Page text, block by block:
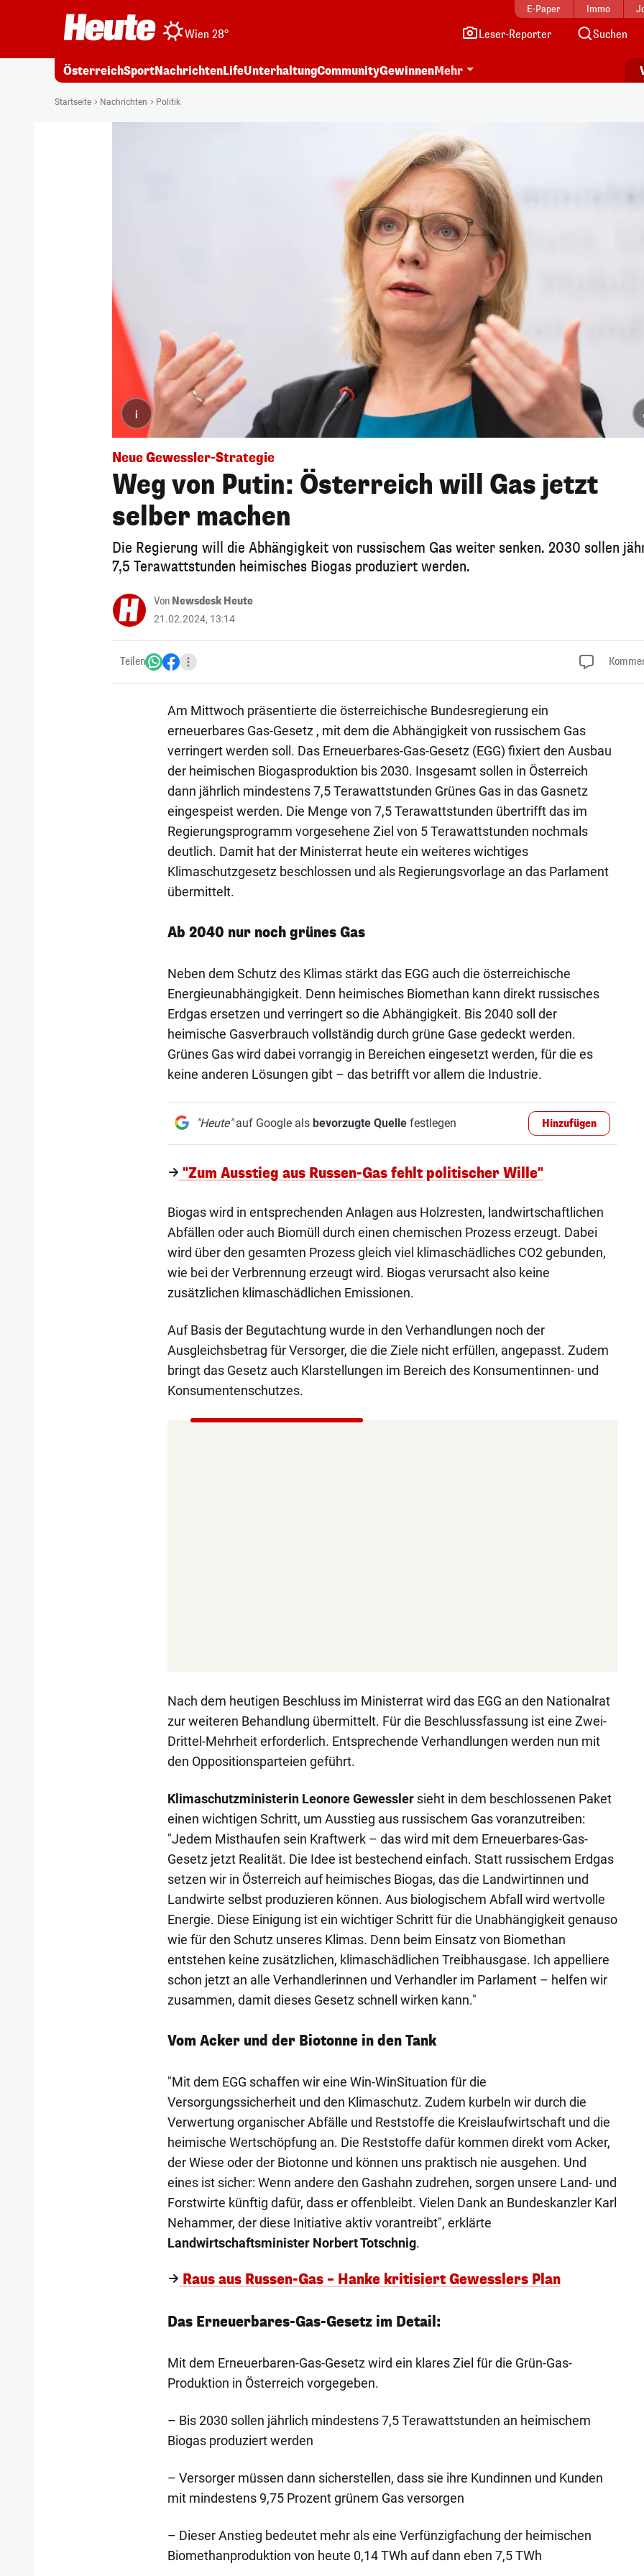
E-Paper Immo
Wien 28° Leser-Reporter Suchen
ÖsterreichSportNachrichtenLifeUnterhaltungCommunityGewinnenMehr
Startseite Nachrichten Politik
i
Neue Gewessler-Strategie
Weg von Putin: Österreich will Gas jetzt
selber machen
Die Regierung will die Abhängigkeit von russischem Gas weiter senken. 2030 sollen
7,5 Terawattstunden heimisches Biogas produziert werden.
Von Newsdesk Heute
21.02.2024, 13:14
Teilen
Am Mittwoch präsentierte die österreichische Bundesregierung ein
erneuerbares Gas-Gesetz , mit dem die Abhängigkeit von russischem Gas
verringert werden soll. Das Erneuerbares-Gas-Gesetz (EGG) fixiert den Ausbau
der heimischen Biogasproduktion bis 2030. Insgesamt sollen in Österreich
dann jährlich mindestens 7,5 Terawattstunden Grünes Gas in das Gasnetz
eingespeist werden. Die Menge von 7,5 Terawattstunden übertrifft das im
Regierungsprogramm vorgesehene Ziel von 5 Terawattstunden nochmals
deutlich. Damit hat der Ministerrat heute ein weiteres wichtiges
Klimaschutzgesetz beschlossen und als Regierungsvorlage an das Parlament
übermittelt.
Ab 2040 nur noch grünes Gas
Neben dem Schutz des Klimas stärkt das EGG auch die österreichische
Energieunabhängigkeit. Denn heimisches Biomethan kann direkt russisches
Erdgas ersetzen und verringert so die Abhängigkeit. Bis 2040 soll der
heimische Gasverbrauch vollständig durch grüne Gase gedeckt werden.
Grünes Gas wird dabei vorrangig in Bereichen eingesetzt werden, für die es
keine anderen Lösungen gibt – das betrifft vor allem die Industrie.
"Heute"auf Google als bevorzugte Quellefestlegen Hinzufügen
"Zum Ausstieg aus Russen-Gas fehlt politischer Wille"
Biogas wird in entsprechenden Anlagen aus Holzresten, landwirtschaftlichen
Abfällen oder auch Biomüll durch einen chemischen Prozess erzeugt. Dabei
wird über den gesamten Prozess gleich viel klimaschädliches CO2 gebunden,
wie bei der Verbrennung erzeugt wird. Biogas verursacht also keine
zusätzlichen klimaschädlichen Emissionen.
Auf Basis der Begutachtung wurde in den Verhandlungen noch der
Ausgleichsbetrag für Versorger, die die Ziele nicht erfüllen, angepasst. Zudem
bringt das Gesetz auch Klarstellungen im Bereich des Konsumentinnen- und
Konsumentenschutzes.
Nach dem heutigen Beschluss im Ministerrat wird das EGG an den Nationalrat
zur weiteren Behandlung übermittelt. Für die Beschlussfassung ist eine Zwei-
Drittel-Mehrheit erforderlich. Entsprechende Verhandlungen werden nun mit
den Oppositionsparteien geführt.
Klimaschutzministerin Leonore Gewesslersieht in dem beschlossenen Paket
einen wichtigen Schritt, um Ausstieg aus russischem Gas voranzutreiben:
"Jedem Misthaufen sein Kraftwerk – das wird mit dem Erneuerbares-Gas-
Gesetz jetzt Realität. Die Idee ist bestechend einfach. Statt russischem Erdgas
setzen wir in Österreich auf heimisches Biogas, das die Landwirtinnen und
Landwirte selbst produzieren können. Aus biologischem Abfall wird wertvolle
Energie. Diese Einigung ist ein wichtiger Schritt für die Unabhängigkeit genauso
wie für den Schutz unseres Klimas. Denn beim Einsatz von Biomethan
entstehen keine zusätzlichen, klimaschädlichen Treibhausgase. Ich appelliere
schon jetzt an alle Verhandlerinnen und Verhandler im Parlament – helfen wir
zusammen, damit dieses Gesetz schnell wirken kann."
Vom Acker und der Biotonne in den Tank
"Mit dem EGG schaffen wir eine Win-WinSituation für die
Versorgungssicherheit und den Klimaschutz. Zudem kurbeln wir durch die
Verwertung organischer Abfälle und Reststoffe die Kreislaufwirtschaft und die
heimische Wertschöpfung an. Die Reststoffe dafür kommen direkt vom Acker,
der Wiese oder der Biotonne und können uns praktisch nie ausgehen. Und
eines ist sicher: Wenn andere den Gashahn zudrehen, sorgen unsere Land- und
Forstwirte künftig dafür, dass er offenbleibt. Vielen Dank an Bundeskanzler Karl
Nehammer, der diese Initiative aktiv vorantreibt", erklärte
Landwirtschaftsminister Norbert Totschnig.
Raus aus Russen-Gas – Hanke kritisiert Gewesslers Plan
Das Erneuerbares-Gas-Gesetz im Detail:
Mit dem Erneuerbaren-Gas-Gesetz wird ein klares Ziel für die Grün-Gas-
Produktion in Österreich vorgegeben.
– Bis 2030 sollen jährlich mindestens 7,5 Terawattstunden an heimischem
Biogas produziert werden
– Versorger müssen dann sicherstellen, dass sie ihre Kundinnen und Kunden
mit mindestens 9,75 Prozent grünem Gas versorgen
– Dieser Anstieg bedeutet mehr als eine Verfünzigfachung der heimischen
Biomethanproduktion von heute 0,14 TWh auf dann eben 7,5 TWh